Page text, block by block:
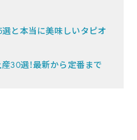
と本当に美味しいタピオ
30選！最新から定番まで